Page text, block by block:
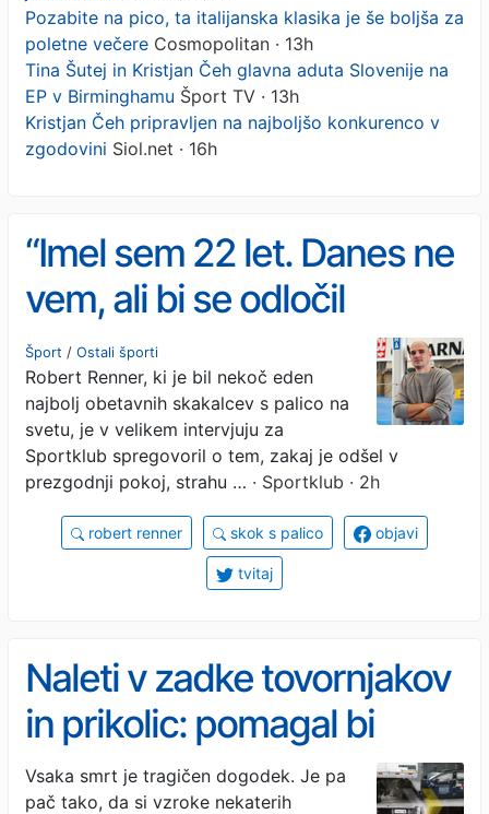
Pozabite na pico, ta italijanska klasika je še boljša za
poletne večere Cosmopolitan · 13h
Tina Šutej in Kristjan Čeh glavna aduta Slovenije na
EP v Birminghamu Šport TV · 13h
Kristjan Čeh pripravljen na najboljšo konkurenco v
zgodovini Siol.net · 16h
“Imel sem 22 let. Danes ne
vem, ali bi se odločil
enako”
Šport / Ostali športi
Robert Renner, ki je bil nekoč eden
najbolj obetavnih skakalcev s palico na
svetu, je v velikem intervjuju za
Sportklub spregovoril o tem, zakaj je odšel v
prezgodnji pokoj, strahu … · Sportklub · 2h
robert renner skok s palico objavi
tvitaj
Naleti v zadke tovornjakov
in prikolic: pomagal bi
jekleni ščit
Vsaka smrt je tragičen dogodek. Je pa
pač tako, da si vzroke nekaterih